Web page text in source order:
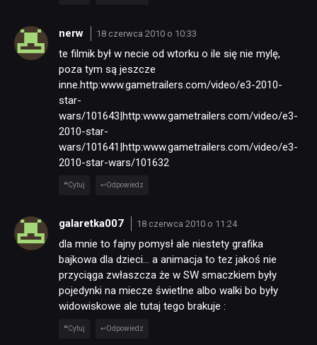
nerw 18 czerwca 2010 o 10:33
te filmik był w necie od wtorku o ile się nie mylę,
poza tym są jeszcze
inne.http:www.gametrailers.com/video/e3-2010-
star-
wars/101643|http:www.gametrailers.com/video/e3-
2010-star-
wars/101641|http:www.gametrailers.com/video/e3-
2010-star-wars/101632
Cytuj Odpowiedz
galaretka007 18 czerwca 2010 o 11:24
dla mnie to fajny pomysł ale niestety grafika
bajkowa dla dzieci… a animacja to tez jakoś nie
przyciąga zwłaszcza że w SW smaczkiem były
pojedynki na miecze świetlne albo walki bo były
widowiskowe ale tutaj tego brakuje :
Cytuj Odpowiedz